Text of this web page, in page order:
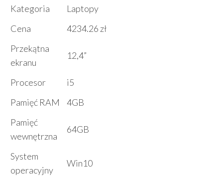
Kategoria
Laptopy
Cena
4234.26 zł
Przekątna
ekranu
12,4”
Procesor
i5
Pamięć RAM
4GB
Pamięć
wewnętrzna
64GB
System
operacyjny
Win10